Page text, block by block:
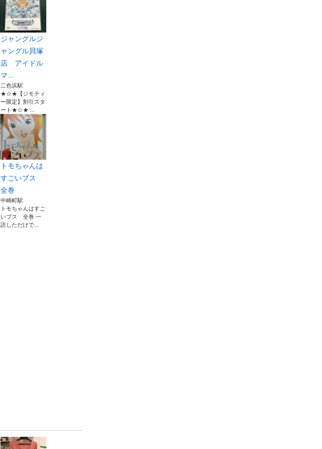
ジャングルジ
ャングル貝塚
店 アイドル
マ...
二色浜駅
★☆★【ジモティ
ー限定】割引スタ
ート★☆★ ...
トモちゃんは
すごいブス
全巻
中崎町駅
トモちゃんはすご
いブス 全巻 一
読しただけで...